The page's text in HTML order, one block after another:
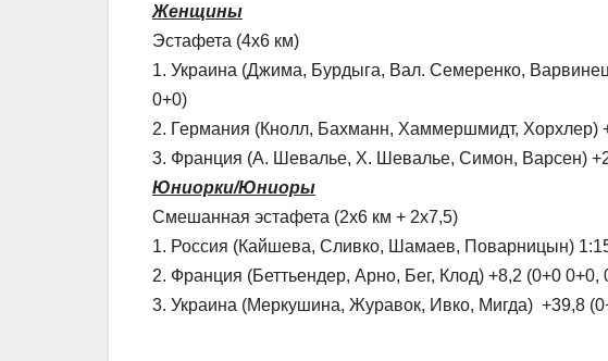
Женщины
Эстафета (4х6 км)
1. Украина (Джима, Бурдыга, Вал. Семеренко,
0+0)
2. Германия (Кнолл, Бахманн, Хаммершмидт, Хорхлер)
3. Франция (А. Шевалье, Х. Шевалье, Симон, Варсен)
Юниорки/Юниоры
Смешанная эстафета (2х6 км + 2х7,5)
1. Россия (Кайшева, Сливко, Шамаев, Поварницын)
2. Франция (Беттьендер, Арно, Бег, Клод) +8,2 (0+0 0+0,
3. Украина (Меркушина, Журавок, Ивко, Мигда) +39,8